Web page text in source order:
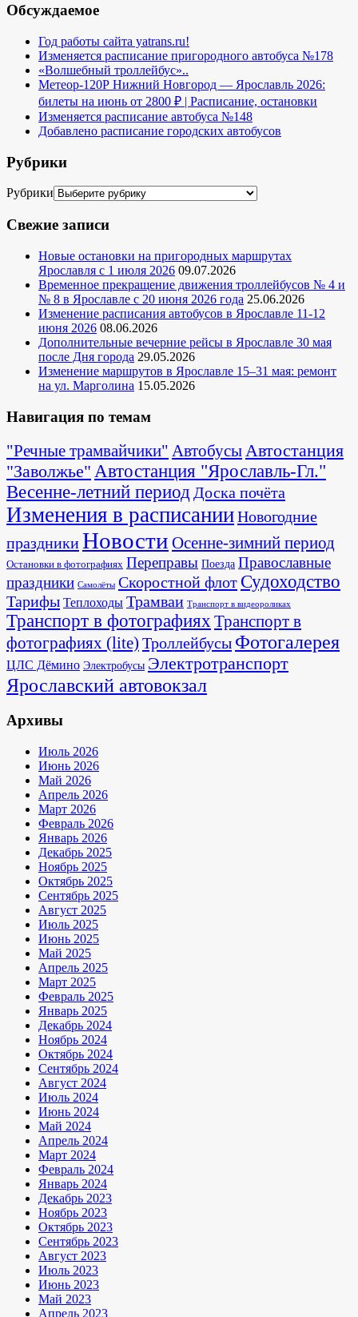
Обсуждаемое
Год работы сайта yatrans.ru!
Изменяется расписание пригородного автобуса №178
«Волшебный троллейбус»..
Метеор-120Р Нижний Новгород — Ярославль 2026:
билеты на июнь от 2800 ₽ | Расписание, остановки
Изменяется расписание автобуса №148
Добавлено расписание городских автобусов
Рубрики
Рубрики
Свежие записи
Новые остановки на пригородных маршрутах
Ярославля с 1 июля 2026 09.07.2026
Временное прекращение движения троллейбусов № 4 и
№ 8 в Ярославле с 20 июня 2026 года 25.06.2026
Изменение расписания автобусов в Ярославле 11-12
июня 2026 08.06.2026
Дополнительные вечерние рейсы в Ярославле 30 мая
после Дня города 29.05.2026
Изменение маршрутов в Ярославле 15–31 мая: ремонт
на ул. Марголина 15.05.2026
Навигация по темам
"Речные трамвайчики" АвтобусыАвтостанция
"Заволжье" Автостанция "Ярославль-Гл."
Весенне-летний период Доска почёта
Изменения в расписанииНовогодние
праздникиНовости Осенне-зимний период
Остановки в фотографиях Переправы Поезда Православные
праздники Самолёты Скоростной флот Судоходство
Тарифы Теплоходы Трамваи Транспорт в видеороликах
Транспорт в фотографияхТранспорт в
фотографиях (lite) Троллейбусы Фотогалерея
ЦЛС Дёмино Электробусы Электротранспорт
Ярославский автовокзал
Архивы
Июль 2026
Июнь 2026
Май 2026
Апрель 2026
Март 2026
Февраль 2026
Январь 2026
Декабрь 2025
Ноябрь 2025
Октябрь 2025
Сентябрь 2025
Август 2025
Июль 2025
Июнь 2025
Май 2025
Апрель 2025
Март 2025
Февраль 2025
Январь 2025
Декабрь 2024
Ноябрь 2024
Октябрь 2024
Сентябрь 2024
Август 2024
Июль 2024
Июнь 2024
Май 2024
Апрель 2024
Март 2024
Февраль 2024
Январь 2024
Декабрь 2023
Ноябрь 2023
Октябрь 2023
Сентябрь 2023
Август 2023
Июль 2023
Июнь 2023
Май 2023
Апрель 2023